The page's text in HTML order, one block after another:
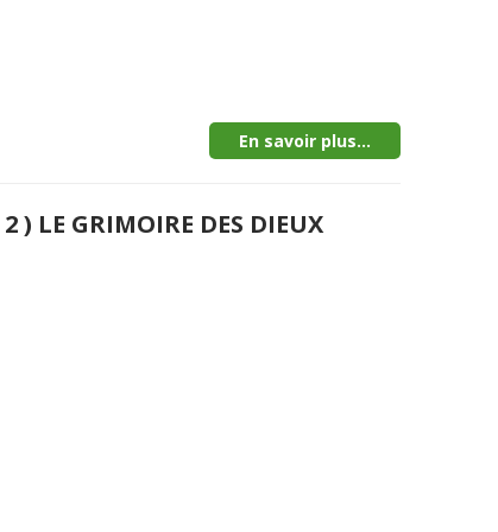
En savoir plus...
) LE GRIMOIRE DES DIEUX